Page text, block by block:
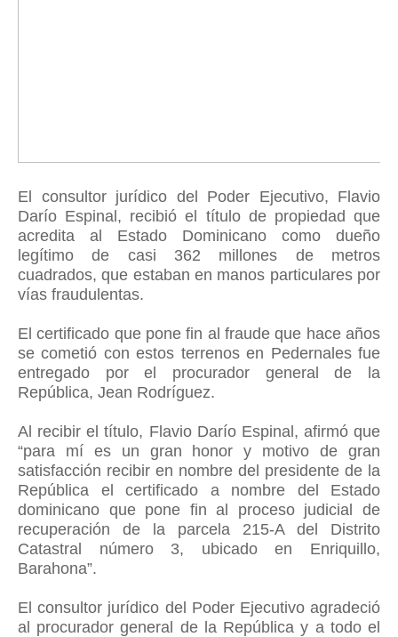
El consultor jurídico del Poder Ejecutivo, Flavio
Darío Espinal, recibió el título de propiedad que
acredita al Estado Dominicano como dueño
legítimo de casi 362 millones de metros
cuadrados, que estaban en manos particulares por
vías fraudulentas.
El certificado que pone fin al fraude que hace años
se cometió con estos terrenos en Pedernales fue
entregado por el procurador general de la
República, Jean Rodríguez.
Al recibir el título, Flavio Darío Espinal, afirmó que
“para mí es un gran honor y motivo de gran
satisfacción recibir en nombre del presidente de la
República el certificado a nombre del Estado
dominicano que pone fin al proceso judicial de
recuperación de la parcela 215-A del Distrito
Catastral número 3, ubicado en Enriquillo,
Barahona”.
El consultor jurídico del Poder Ejecutivo agradeció
al procurador general de la República y a todo el